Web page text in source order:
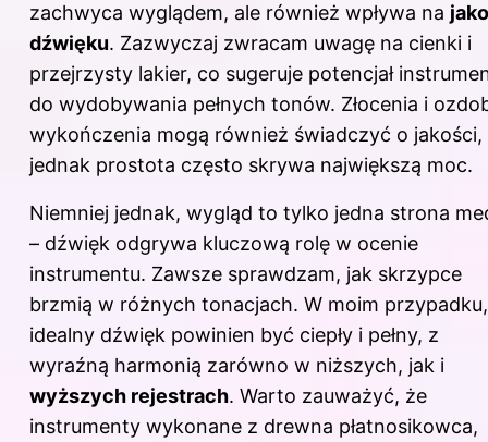
zachwyca wyglądem, ale również wpływa na
dźwięku. Zazwyczaj zwracam uwagę na cienki i
przejrzysty lakier, co sugeruje potencjał
do wydobywania pełnych tonów. Złocenia i
wykończenia mogą również świadczyć o jakości,
jednak prostota często skrywa największą moc.
Niemniej jednak, wygląd to tylko jedna strona
– dźwięk odgrywa kluczową rolę w ocenie
instrumentu. Zawsze sprawdzam, jak skrzypce
brzmią w różnych tonacjach. W moim przypadku,
idealny dźwięk powinien być ciepły i pełny, z
wyraźną harmonią zarówno w niższych, jak i
wyższych rejestrach. Warto zauważyć, że
instrumenty wykonane z drewna płatnosikowca,